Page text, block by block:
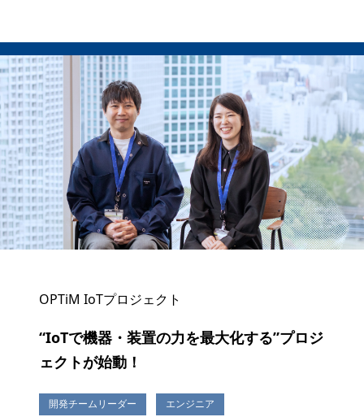
OPTiM IoTプロジェクト
“IoTで機器・装置の力を最大化する”プロジ
ェクトが始動！
開発チームリーダー エンジニア